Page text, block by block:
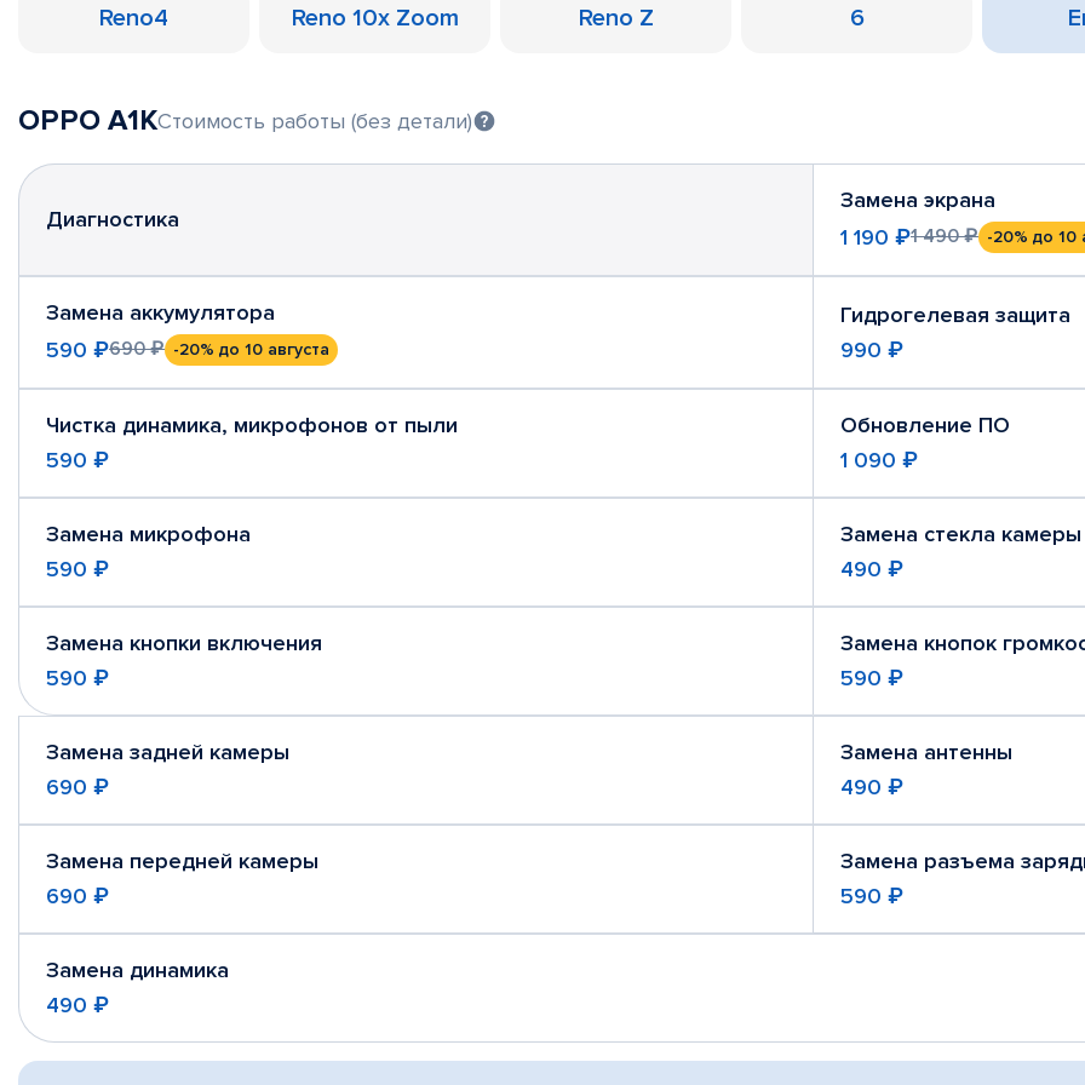
Reno4 Reno 10x Zoom Reno Z 6
OPPO A1KСтоимость работы (без детали)
Диагностика
Замена экрана
1 190 ₽1 490 ₽ -20% до 10
Замена аккумулятора
590 ₽690 ₽ -20% до 10 августа
Гидрогелевая защита
990 ₽
Чистка динамика, микрофонов от пыли
590 ₽
Обновление ПО
1 090 ₽
Замена микрофона
590 ₽
Замена стекла камеры
490 ₽
Замена кнопки включения
590 ₽
Замена кнопок
590 ₽
Замена задней камеры
690 ₽
Замена антенны
490 ₽
Замена передней камеры
690 ₽
Замена разъема
590 ₽
Замена динамика
490 ₽